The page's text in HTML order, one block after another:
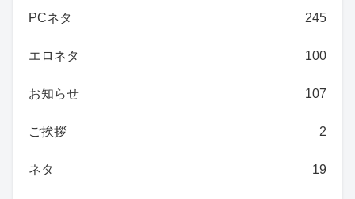
PCネタ 245
エロネタ 100
お知らせ 107
ご挨拶 2
ネタ 19